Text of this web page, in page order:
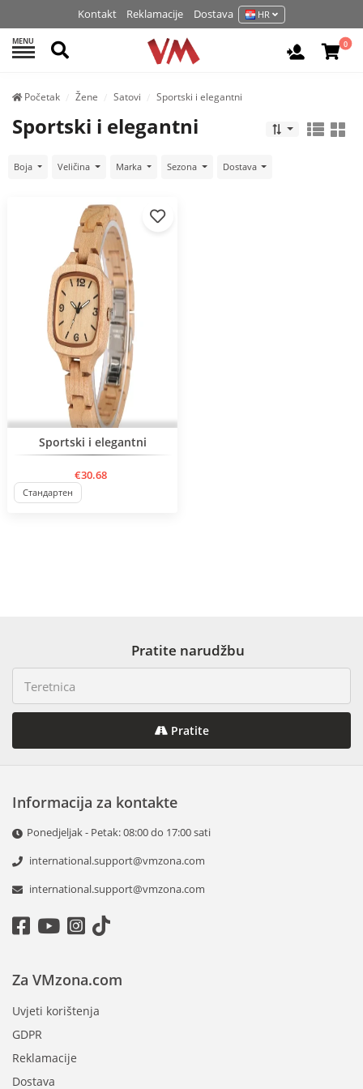
Kontakt Reklamacije Dostava HR
MENU Pretraži Prijavite
0
Početak Žene Satovi Sportski i elegantni
Sportski i elegantni
Boja Veličina Marka Sezona Dostava
Sportski i elegantni
€30.68
Стандартен
Pratite narudžbu
Pratite
Informacija za kontakte
Ponedjeljak - Petak: 08:00 do 17:00 sati
international.support@vmzona.com
international.support@vmzona.com
Za VMzona.com
Uvjeti korištenja
GDPR
Reklamacije
Dostava